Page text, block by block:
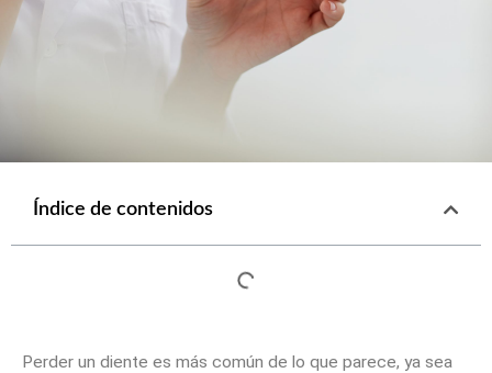
Índice de contenidos
Perder un diente es más común de lo que parece, ya sea